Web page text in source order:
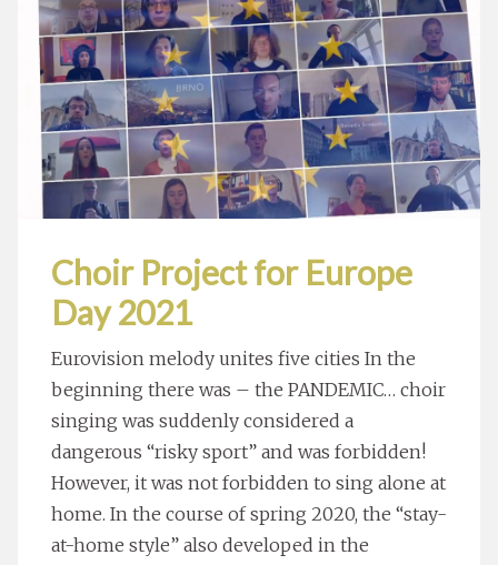
Choir Project for Europe
Day 2021
Eurovision melody unites five cities In the
beginning there was – the PANDEMIC… choir
singing was suddenly considered a
dangerous “risky sport” and was forbidden!
However, it was not forbidden to sing alone at
home. In the course of spring 2020, the “stay-
at-home style” also developed in the